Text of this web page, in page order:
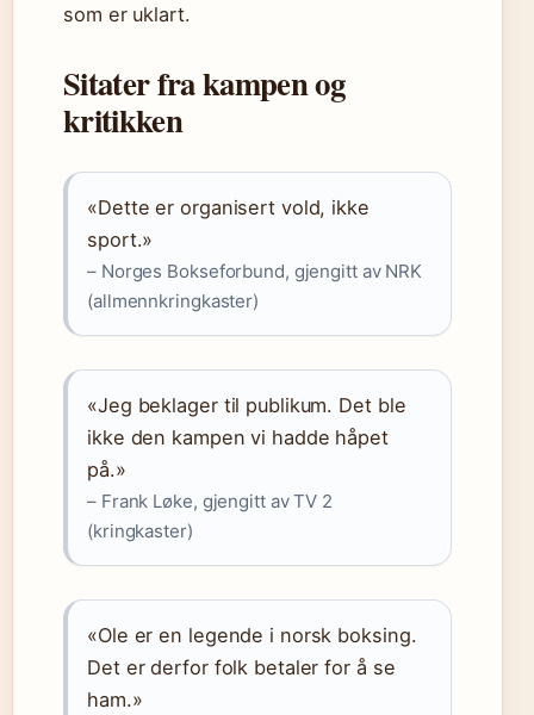
som er uklart.
Sitater fra kampen og
kritikken
«Dette er organisert vold, ikke
sport.»
– Norges Bokseforbund, gjengitt av NRK
(allmennkringkaster)
«Jeg beklager til publikum. Det ble
ikke den kampen vi hadde håpet
på.»
– Frank Løke, gjengitt av TV 2
(kringkaster)
«Ole er en legende i norsk boksing.
Det er derfor folk betaler for å se
ham.»